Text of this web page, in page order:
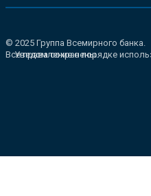
© 2025 Группа Всемирного банка.
Все права сохранены.
Уведомление о порядке